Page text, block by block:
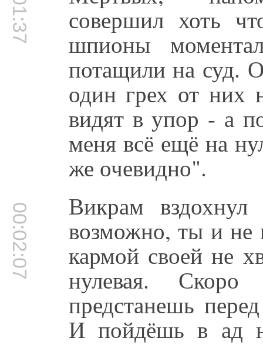
совершил хоть
шпионы
потащили на суд.
один грех от них
видят в упор - а
меня всё ещё на
же очевидно".
00:02:07 Викрам
возможно, ты и не
кармой своей не
нулевая.
предстанешь
И пойдёшь в ад